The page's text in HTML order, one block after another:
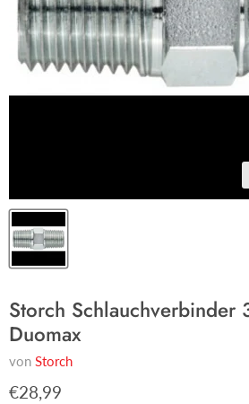
Storch
Duomax
von Storch
€28,99